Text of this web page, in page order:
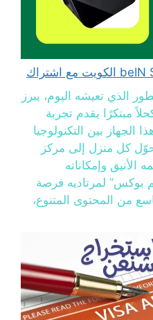
الذي تعيشه اليوم، يبرز
مبتكرًا يقدم تجربة
بين التكنولوجيا
كل منزل إلى مركز
وإمكاناته
بوكس” لمرتاديه فرصة
من المحتوى المتنوع،